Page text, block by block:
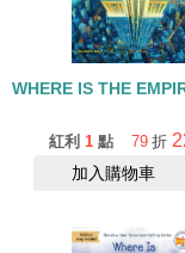
WHERE IS THE
紅利 1 點 79 折
加入購物車